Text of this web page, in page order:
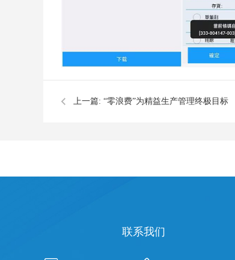
上一篇: “零浪费”为精益生产管理终极目标
联系我们